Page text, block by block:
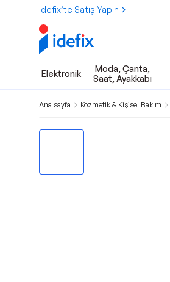
idefix’te Satış Yapın
Elektronik
Moda, Çanta,
Saat, Ayakkabı
Ana sayfa Kozmetik & Kişisel Bakım